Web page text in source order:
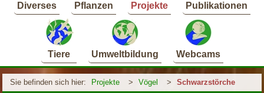
Diverses Pflanzen Projekte Publikationen
Tiere Umweltbildung Webcams
Sie befinden sich hier: Projekte > Vögel > Schwarzstörche